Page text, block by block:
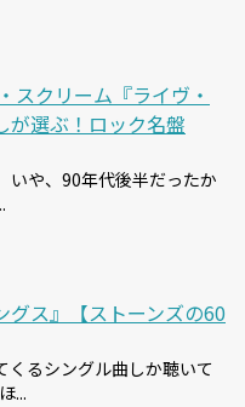
スクリーム『ライヴ・
が選ぶ！ロック名盤
いや、90年代後半だったか
グス』【ストーンズの60
るシングル曲しか聴いて
...